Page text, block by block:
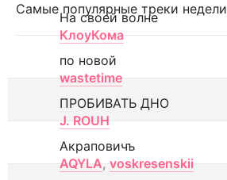
Самые популярные треки недели
На своей волне
КлоуКома
по новой
wastetime
ПРОБИВАТЬ ДНО
J. ROUH
Акраповичъ
AQYLA, voskresenskii